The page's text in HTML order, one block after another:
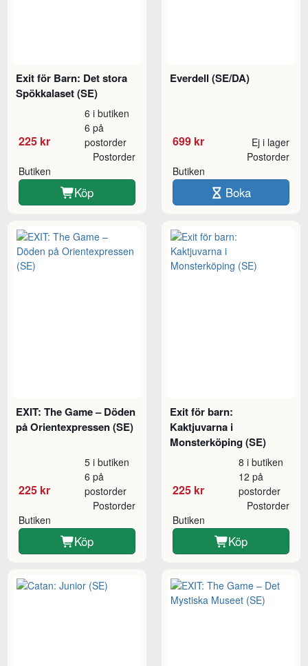
Exit för Barn: Det stora
Spökkalaset (SE)
225 kr
6 i butiken
6 på
postorder
Butiken
Postorder
Köp
Everdell (SE/DA)
699 kr Ej i lager
Butiken
Postorder
Boka
EXIT: The Game – Döden
på Orientexpressen (SE)
225 kr
5 i butiken
6 på
postorder
Butiken
Postorder
Köp
Exit för barn:
Kaktjuvarna i
Monsterköping (SE)
225 kr
8 i butiken
12 på
postorder
Butiken
Postorder
Köp